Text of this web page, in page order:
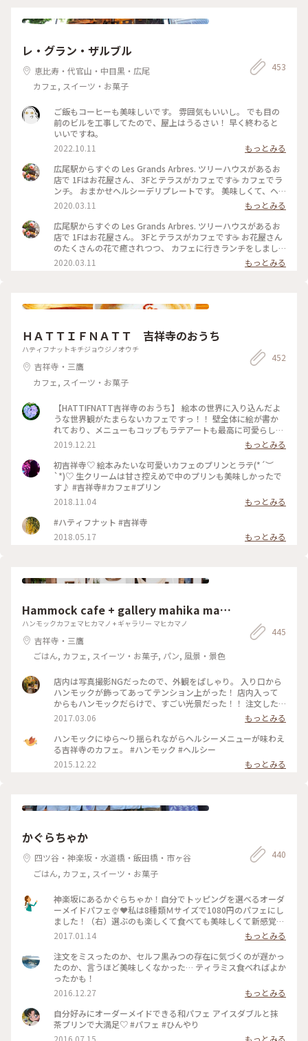
レ・グラン・ザルブル
恵比寿・代官山・中目黒・広尾
カフェ, スイーツ・お菓子
453
ご飯もコーヒーも美味しいです。 雰囲気もいいし。 でも目の
前のビルを工事してたので、屋上はうるさい！ 早く終わると
いいですね。
2022.10.11
もっとみる
広尾駅からすぐの Les Grands Arbres. ツリーハウスがあるお
店で 1Fはお花屋さん、 3Fとテラスがカフェです☕️ カフェでラ
ンチ。 おまかせヘルシーデリプレートです。 美味しくて、ヘ
ルシー（*'∀'人）*+ 野菜がたっぷりとれます。 スープとパン
付きです🥪 #レグランザンブル #lesgrandsarbres #広尾 #東京
#わたしの街 #カフェ #花屋 #南麻布
2020.03.11
もっとみる
広尾駅からすぐの Les Grands Arbres. ツリーハウスがあるお
店で 1Fはお花屋さん。 3Fとテラスがカフェです☕️ お花屋さん
のたくさんの花で癒されつつ、 カフェに行きランチをしまし
た☺️ #レグランザンブル #lesgrandsarbres #ツリーハウス #メ
ルヘン #わたしの街 #東京 #広尾 #花屋 #カフェ
2020.03.11 もっとみる
ＨＡＴＴＩＦＮＡＴＴ 吉祥寺のおうち
ハティフナットキチジョウジノオウチ
吉祥寺・三鷹
カフェ, スイーツ・お菓子
452
【HATTIFNATT吉祥寺のおうち】 絵本の世界に入り込んだよ
うな世界観がたまらないカフェですっ！！ 壁全体に絵が書か
れており、メニューもコップもラテアートも最高に可愛らし
い！！ オススメのカフェです♪ #吉祥寺 #絵本 #カフェ #ラテ
アート
2019.12.21
もっとみる
初吉祥寺♡ 絵本みたいな可愛いカフェのプリンとラテ(*´︶
`*)♡ 生クリームは甘さ控えめで中のプリンも美味しかったで
す♪ #吉祥寺#カフェ#プリン
2018.11.04
もっとみる
#ハティフナット #吉祥寺
2018.05.17
もっとみる
Hammock cafe + gallery mahika man
o
ハンモックカフェマヒカマノ + ギャラリー マヒカマノ
吉祥寺・三鷹
ごはん, カフェ, スイーツ・お菓子, パン, 風景・景色
445
店内は写真撮影NGだったので、外観をぱしゃり。 入り口から
ハンモックが飾ってあってテンション上がった！ 店内入って
からもハンモックだらけで、すごい光景だった！！ 注文した
ものは、ガパオライスとレモネード。 ガパオライスは日本人
に合うようにアレンジされてて、レモネードはちょい酸っぱめ
でした！ あとトイレが広くてお洒落すぎて、ビビった。笑 全
体的にお洒落で、素敵な空間でした♫ #吉祥寺 #ハンモック #
カフェ
2017.03.06
もっとみる
ハンモックにゆら～り揺られながらヘルシーメニューが味わえ
る吉祥寺のカフェ。 #ハンモック #ヘルシー
2015.12.22
もっとみる
かぐらちゃか
四ツ谷・神楽坂・水道橋・飯田橋・市ヶ谷
ごはん, カフェ, スイーツ・お菓子
440
神楽坂にあるかぐらちゃか！自分でトッピングを選べるオーダ
ーメイドパフェ🍨❤私は8種類Ｍサイズで1080円のパフェにし
ました！（右）選ぶのも楽しくて食べても美味しくて新感覚だ
った😊🍴#和む#神楽坂#パフェ#オーダーメイド#スイーツ#東
京
2017.01.14
もっとみる
注文をミスったのか、セルフ黒みつの存在に気づくのが遅かっ
たのか、言うほど美味しくなかった… ティラミス食べればよか
ったかも！
2016.12.27
もっとみる
自分好みにオーダーメイドできる和パフェ アイスダブルと抹
茶プリンで大満足♡ #パフェ #ひんやり
2016.07.15
もっとみる